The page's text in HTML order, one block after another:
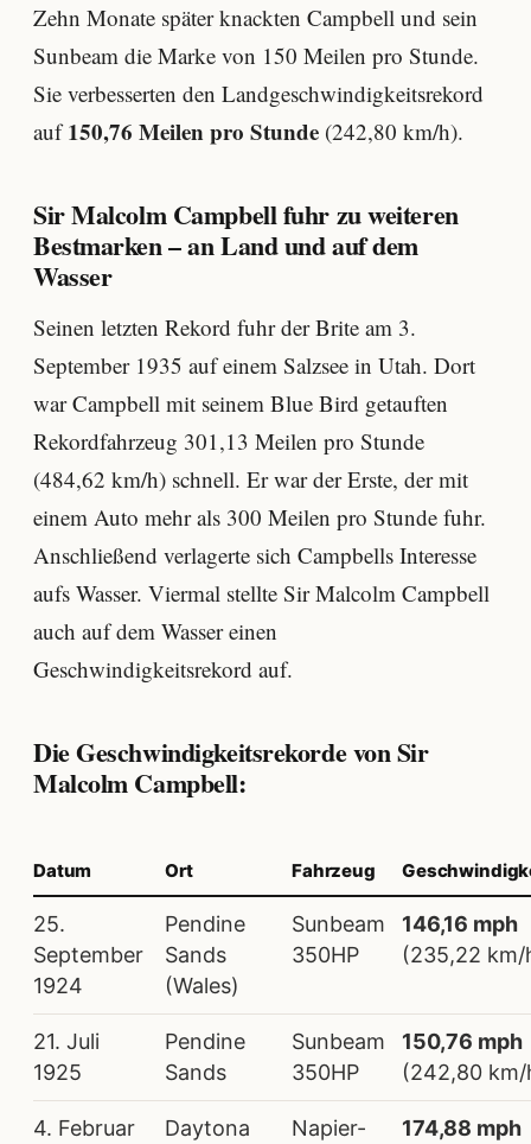
Zehn Monate später knackten Campbell und sein
Sunbeam die Marke von 150 Meilen pro Stunde.
Sie verbesserten den Landgeschwindigkeitsrekord
auf150,76 Meilen pro Stunde (242,80 km/h).
Sir Malcolm Campbell fuhr zu weiteren
Bestmarken – an Land und auf dem
Wasser
Seinen letzten Rekord fuhr der Brite am 3.
September 1935 auf einem Salzsee in Utah. Dort
war Campbell mit seinem Blue Bird getauften
Rekordfahrzeug 301,13 Meilen pro Stunde
(484,62 km/h) schnell. Er war der Erste, der mit
einem Auto mehr als 300 Meilen pro Stunde fuhr.
Anschließend verlagerte sich Campbells Interesse
aufs Wasser. Viermal stellte Sir Malcolm Campbell
auch auf dem Wasser einen
Geschwindigkeitsrekord auf.
Die Geschwindigkeitsrekorde von Sir
Malcolm Campbell:
Datum Ort Fahrzeug
25.
September
1924
Pendine
Sands
(Wales)
Sunbeam
350HP
146,16 mph
(235,22 km/
21. Juli
1925
Pendine
Sands
Sunbeam
350HP
150,76 mph
(242,80
4. Februar
Daytona
Napier-
174,88 mph